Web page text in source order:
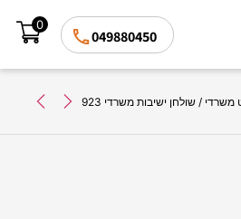
049880450
0
משרדי / שולחן ישיבות משרדי 923